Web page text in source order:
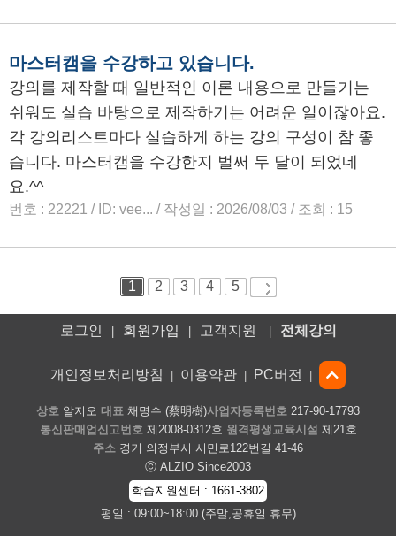
로그인 | 회원가입 | 고객지원 | 전체강의
개인정보처리방침 | 이용약관 | PC버전 |
상호 알지오 대표 채명수 (蔡明樹)사업자등록번호 217-90-17793
통신판매업신고번호 제2008-0312호 원격평생교육시설 제21호
주소 경기 의정부시 시민로122번길 41-46
ⓒ ALZIO Since2003
학습지원센터 : 1661-3802
평일 : 09:00~18:00 (주말,공휴일 휴무)